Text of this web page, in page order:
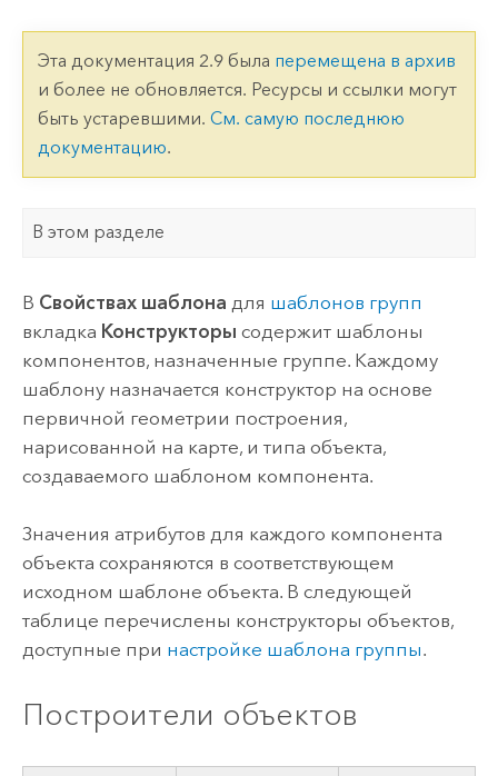
Эта документация 2.9 была перемещена в архив
и более не обновляется. Ресурсы и ссылки могут
быть устаревшими. См. самую последнюю
документацию.
В этом разделе
В Свойствах шаблона для шаблонов групп
вкладка Конструкторы содержит шаблоны
компонентов, назначенные группе. Каждому
шаблону назначается конструктор на основе
первичной геометрии построения,
нарисованной на карте, и типа объекта,
создаваемого шаблоном компонента.
Значения атрибутов для каждого компонента
объекта сохраняются в соответствующем
исходном шаблоне объекта. В следующей
таблице перечислены конструкторы объектов,
доступные при настройке шаблона группы.
Построители объектов